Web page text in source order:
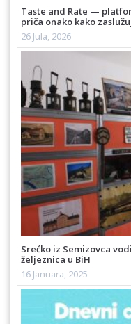
Taste and Rate —
priča onako kako
26 Jula, 2026
Srećko iz Semizovca
željeznica u BiH
16 Januara, 2025